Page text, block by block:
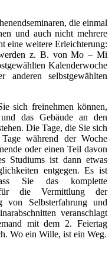
die einmal
und auch nicht mehrere
eine weitere Erleichterung:
z. B. von Mo – Mi
Kalenderwoche
selbstgewählten
sich freinehmen können,
das Gebäude an den
Die Tage, die Sie sich
während der Woche
oder einen Teil davon
Studiums ist dann etwas
entgegen. Es ist
Sie das komplette
die Vermittlung der
von Selbsterfahrung und
veranschlagt
mit dem 2. Feiertag
Wo ein Wille, ist ein Weg.